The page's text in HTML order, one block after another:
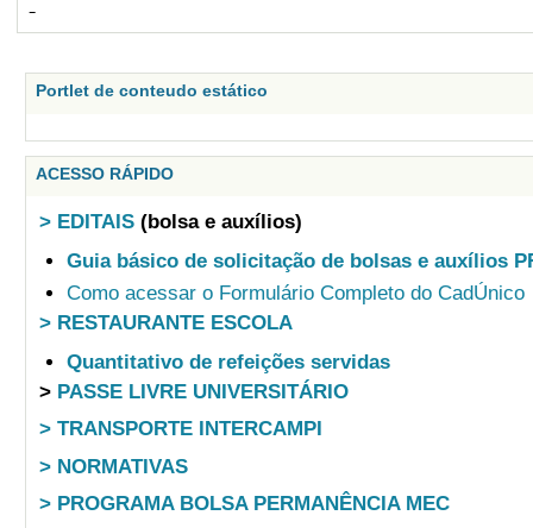
Portlet de conteudo estático
ACESSO RÁPIDO
> EDITAIS (bolsa e auxílios)
Guia básico de solicitação de bolsas e auxílios
Como acessar o Formulário Completo do CadÚnico
> RESTAURANTE ESCOLA
Quantitativo de refeições servidas
> PASSE LIVRE UNIVERSITÁRIO
> TRANSPORTE INTERCAMPI
> NORMATIVAS
> PROGRAMA BOLSA PERMANÊNCIA MEC